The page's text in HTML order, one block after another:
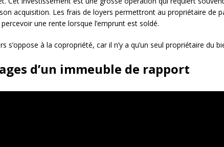
acquisition. Les frais de loyers permettront au propriétaire de
une rente lorsque l’emprunt est soldé.
s’oppose à la copropriété, car il n’y a qu’un seul propriétaire du
d’un immeuble de rapport